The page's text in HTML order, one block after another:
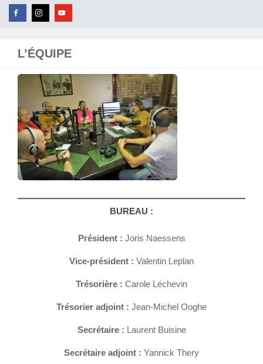
L’ÉQUIPE
BUREAU :
Président : Joris Naessens
Vice-président : Valentin Leplan
Trésorière : Carole Léchevin
Trésorier adjoint : Jean-Michel Ooghe
Secrétaire : Laurent Buisine
Secrétaire adjoint : Yannick Thery